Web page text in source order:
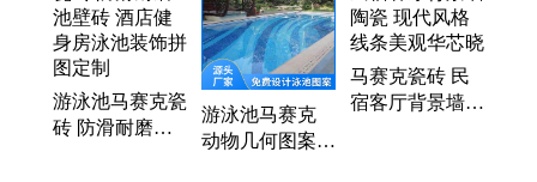
游泳池马赛克瓷
砖 防滑耐磨池
游泳池马赛克
动物几何图案幼
马赛克瓷砖 民
宿客厅背景墙